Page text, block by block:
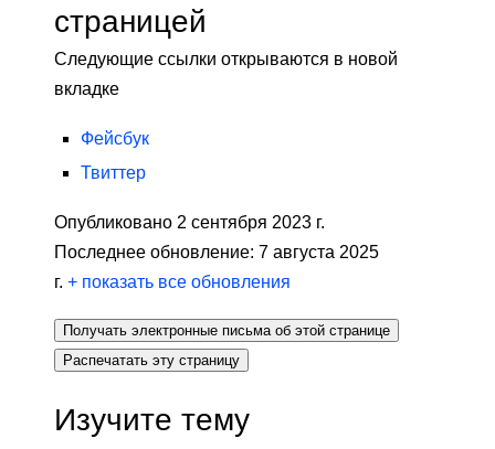
страницей
Следующие ссылки открываются в новой
вкладке
Фейсбук
Твиттер
Опубликовано 2 сентября 2023 г.
Последнее обновление: 7 августа 2025
г. + показать все обновления
Получать электронные письма об этой странице
Распечатать эту страницу
Изучите тему